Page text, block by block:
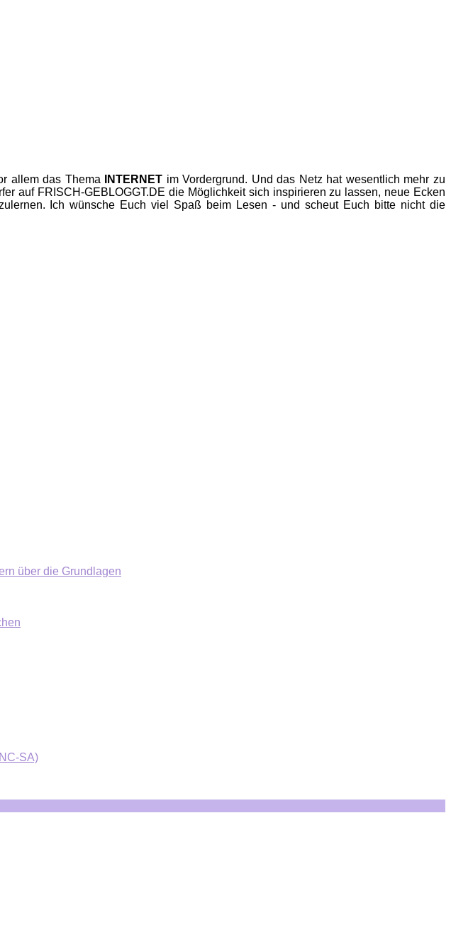
allem das Thema INTERNET im Vordergrund. Und das Netz hat wesentlich mehr zu
auf FRISCH-GEBLOGGT.DE die Möglichkeit sich inspirieren zu lassen, neue Ecken
Ich wünsche Euch viel Spaß beim Lesen - und scheut Euch bitte nicht die
über die Grundlagen
SA)